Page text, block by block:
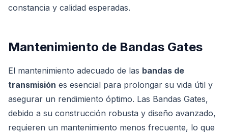
constancia y calidad esperadas.
Mantenimiento de Bandas Gates
El mantenimiento adecuado de las bandas de
transmisión es esencial para prolongar su vida útil y
asegurar un rendimiento óptimo. Las Bandas Gates,
debido a su construcción robusta y diseño avanzado,
requieren un mantenimiento menos frecuente, lo que